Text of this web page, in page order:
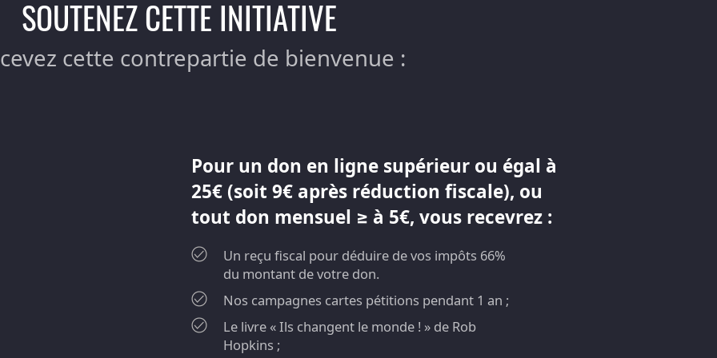
SOUTENEZ CETTE INITIATIVE
cette contrepartie de bienvenue :
Pour un don en ligne supérieur ou égal à
25€ (soit 9€ après réduction fiscale), ou
tout don mensuel ≥ à 5€, vous recevrez :
Un reçu fiscal pour déduire de vos impôts 66%
du montant de votre don.
Nos campagnes cartes pétitions pendant 1 an ;
Le livre « Ils changent le monde ! » de Rob
Hopkins ;